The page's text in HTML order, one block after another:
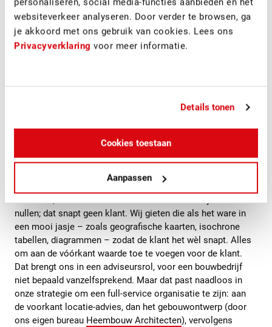
websiteverkeer analyseren. Door verder te browsen, ga
je akkoord met ons gebruik van cookies. Lees ons
Privacyverklaring voor meer informatie.
Details tonen
Cookies toestaan
Aanpassen
niet in het bestemmingsplan? de grondprijzen, enzovoort,
enzovoort.
Door al die besliscriteria met behulp van ons in eigen huis
ontwikkelde location intelligence softwareprogramma te
Full-service organisatie
Verder zijn we er heel goed in om datasets heel snel te
laden op kaarten, die we voortdurend actualiseren,
nullen; dat snapt geen klant. Wij gieten die als het ware in
een mooi jasje – zoals geografische kaarten, isochrone
tabellen, diagrammen – zodat de klant het wèl snapt. Alles
om aan de vóórkant waarde toe te voegen voor de klant.
Dat brengt ons in een adviseursrol, voor een bouwbedrijf
niet bepaald vanzelfsprekend. Maar dat past naadloos in
onze strategie om een full-service organisatie te zijn: aan
de voorkant locatie-advies, dan het gebouwontwerp (door
ons eigen bureau Heembouw Architecten), vervolgens